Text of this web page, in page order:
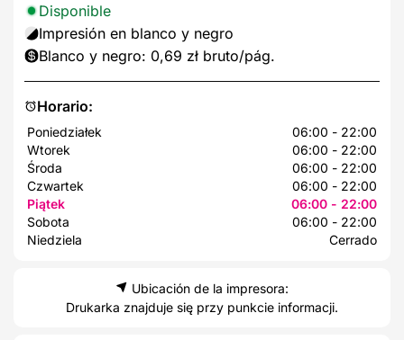
Horario:
Poniedziałek
06:00 - 22:00
Wtorek
06:00 - 22:00
Środa
06:00 - 22:00
Czwartek
06:00 - 22:00
Piątek
06:00 - 22:00
Sobota
06:00 - 22:00
Niedziela
Cerrado
Disponible
Impresión en blanco y negro
Blanco y negro: 0,69 zł bruto/pág.
Ubicación de la impresora:
Drukarka znajduje się przy punkcie informacji.